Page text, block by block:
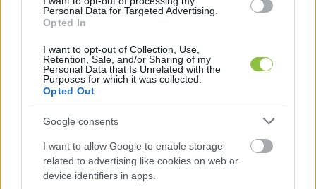
Personal Data for Targeted Advertising.
Opted In
I want to opt-out of Collection, Use,
Retention, Sale, and/or Sharing of my
Personal Data that Is Unrelated with the
Purposes for which it was collected.
Opted Out
Google consents
I want to allow Google to enable storage
related to advertising like cookies on web or
device identifiers in apps.
Manhattan
A vajdasági Nagybecskerek ugyan nem egy
tipikus kirándulóhely, nem is adja túl könnyen
magát, de nem lehetetlen feladat megszeretni,
hiszen gazdag történelme, kulturális öröksége
és sokszínű lakossága tartogat meglepetéseket.
Posztmodern és brutalista épületeivel például
egészen változatos oldalait láthatjuk meg a